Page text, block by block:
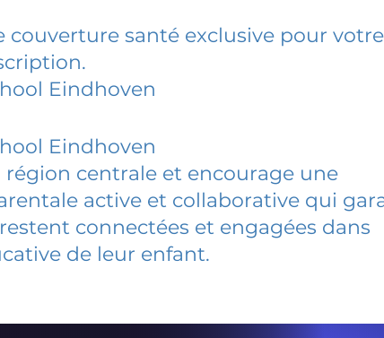
couverture santé exclusive pour
Eindhoven
Eindhoven
région centrale et encourage une
active et collaborative qui
connectées et engagées dans
de leur enfant.